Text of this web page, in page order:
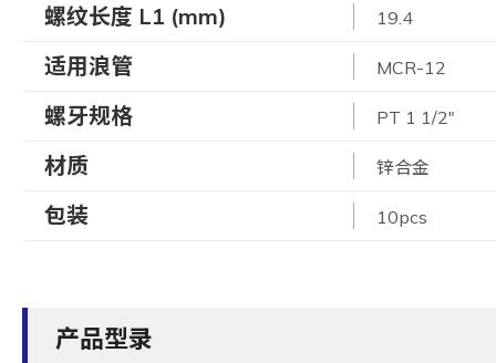
螺纹长度 L1 (mm) 19.4
适用浪管 MCR-12
螺牙规格 PT 1 1/2"
材质 锌合金
包装 10pcs
产品型录